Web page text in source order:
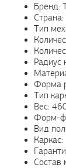
Бренд:
Тип
Радиус
Форма
Тип
Вес:
Форм-
Вид
Каркас:
Состав